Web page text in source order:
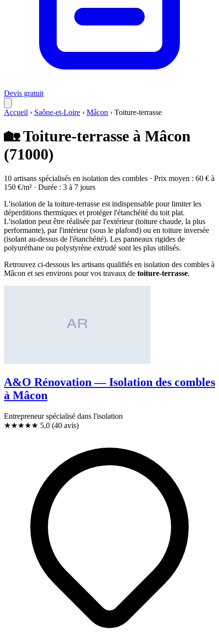
Devis gratuit
Accueil › Saône-et-Loire › Mâcon › Toiture-terrasse
🏡 Toiture-terrasse à Mâcon
(71000)
10 artisans spécialisés en isolation des combles · Prix moyen : 60 € à
150 €/m² · Durée : 3 à 7 jours
L'isolation de la toiture-terrasse est indispensable pour limiter les
déperditions thermiques et protéger l'étanchéité du toit plat.
L'isolation peut être réalisée par l'extérieur (toiture chaude, la plus
performante), par l'intérieur (sous le plafond) ou en toiture inversée
(isolant au-dessus de l'étanchéité). Les panneaux rigides de
polyuréthane ou polystyrène extrudé sont les plus utilisés.
Retrouvez ci-dessous les artisans qualifiés en isolation des combles à
Mâcon et ses environs pour vos travaux de toiture-terrasse.
A&O Rénovation — Isolation des combles
à Mâcon
Entrepreneur spécialisé dans l'isolation
★★★★★ 5,0 (40 avis)